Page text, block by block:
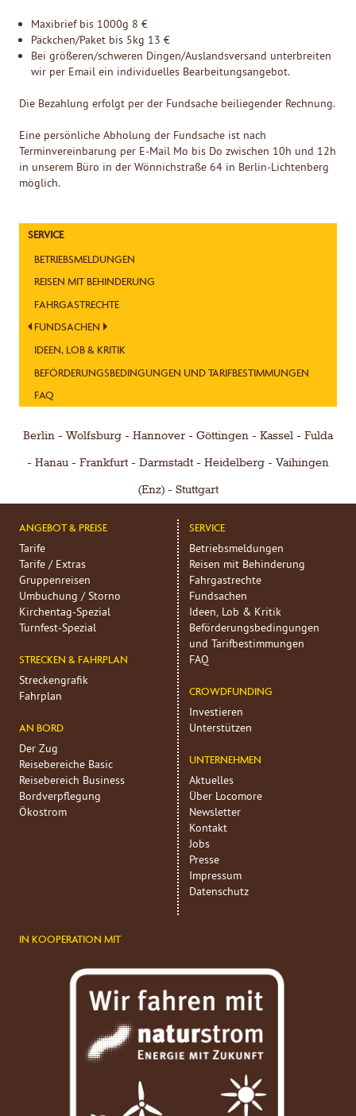
Maxibrief bis 1000g 8 €
Päckchen/Paket bis 5kg 13 €
Bei größeren/schweren Dingen/Auslandsversand unterbreiten
wir per Email ein individuelles Bearbeitungsangebot.
Die Bezahlung erfolgt per der Fundsache beiliegender Rechnung.
Eine persönliche Abholung der Fundsache ist nach
Terminvereinbarung per E-Mail Mo bis Do zwischen 10h und 12h
in unserem Büro in der Wönnichstraße 64 in Berlin-Lichtenberg
möglich.
SERVICE
BETRIEBSMELDUNGEN
REISEN MIT BEHINDERUNG
FAHRGASTRECHTE
FUNDSACHEN
IDEEN, LOB & KRITIK
BEFÖRDERUNGS­BEDINGUNGEN UND TARIF­BESTIMMUNGEN
FAQ
Berlin Wolfsburg Hannover Göttingen Kassel
Fulda
Hanau
Frankfurt Darmstadt Heidelberg
Vaihingen
(Enz)
Stuttgart
ANGEBOT & PREISE
Tarife
Tarife / Extras
Gruppenreisen
Umbuchung / Storno
Kirchentag-Spezial
Turnfest-Spezial
STRECKEN & FAHRPLAN
Streckengrafik
Fahrplan
AN BORD
Der Zug
Reisebereiche Basic
Reisebereich Business
Bordverpflegung
Ökostrom
SERVICE
Betriebsmeldungen
Reisen mit Behinderung
Fahrgastrechte
Fundsachen
Ideen, Lob & Kritik
Beförderungs­bedingungen
und Tarif­bestimmungen
FAQ
CROWDFUNDING
Investieren
Unterstützen
UNTERNEHMEN
Aktuelles
Über Locomore
Newsletter
Kontakt
Jobs
Presse
Impressum
Datenschutz
IN KOOPERATION MIT